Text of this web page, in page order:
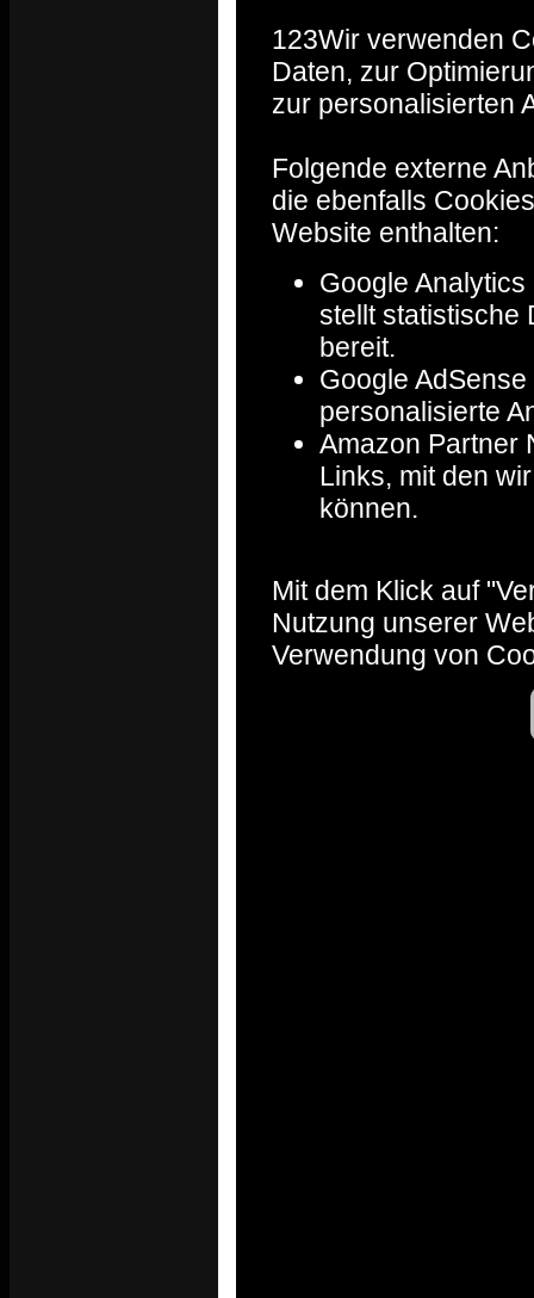
123Wir verwenden
Daten, zur
zur personalisierten
Folgende externe
die ebenfalls
Website enthalten:
Google
stellt statistische
bereit.
Google
personalisierte
Amazon Partner
Links, mit den
können.
Mit dem Klick auf
Nutzung unserer
Verwendung von